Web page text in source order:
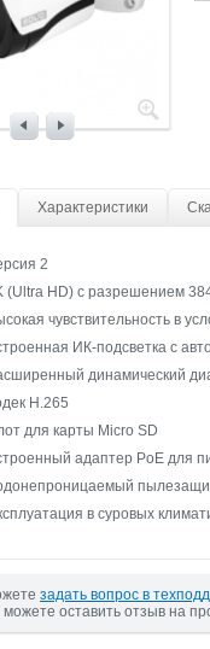
Характеристики
2
(Ultra HD) с разрешением
чувствительность в
ИК-подсветка с
динамический
Н.265
для карты Micro SD
адаптер PoE для
в суровых
задать вопрос в
можете оставить отзыв на